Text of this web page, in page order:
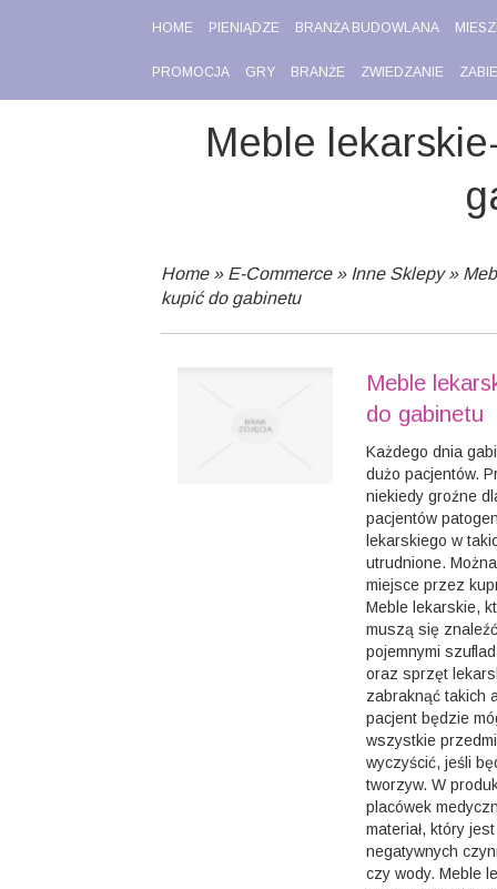
HOME PIENIĄDZE BRANŻA BUDOWLANA
PROMOCJA GRY BRANŻE ZWIEDZANIE
Meble
Home» E-Commerce» Inne Sklepy»
kupić do gabinetu
Meble
do gabinetu
Każdego dnia
dużo pacjentów.
niekiedy groźne
pacjentów
lekarskiego w
utrudnione.
miejsce przez
Meble lekarskie,
muszą się
pojemnymi
oraz sprzęt
zabraknąć takich
pacjent będzie
wszystkie
wyczyścić, jeśli
tworzyw. W
placówek
materiał, który
negatywnych
czy wody. Meble